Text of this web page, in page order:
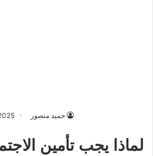
حميد منصور
لماذا يجب تأمين